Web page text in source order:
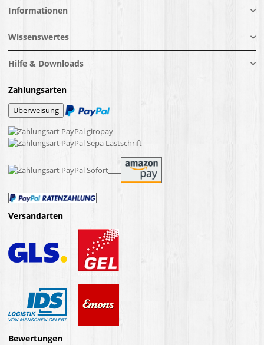
Informationen
Wissenswertes
Hilfe & Downloads
Zahlungsarten
Versandarten
Bewertungen